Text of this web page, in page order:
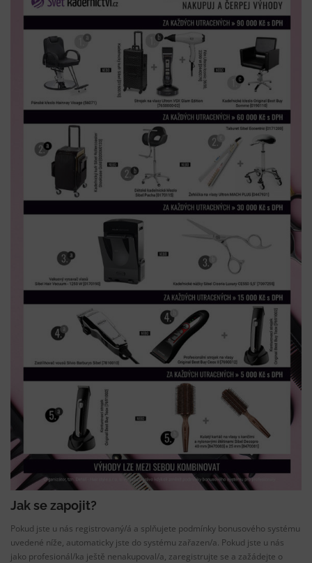
Jak se zapojit?
Pokud jste u nás registrovaný/á a splňujete podmínky bonusového systému
uvedené níže, automaticky jste do systému zařazen/a. Pokud jste u nás
jako profesionál/ka ještě nenakupoval/a, zaregistrujte se a zažádejte o